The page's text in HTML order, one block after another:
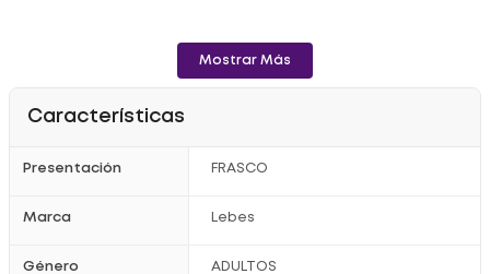
Mostrar Más
Características
Presentación FRASCO
Marca Lebes
Género ADULTOS